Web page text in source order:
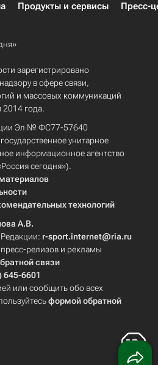
Продукты и сервисы Пресс-
зарегистрировано
в сфере связи,
и массовых коммуникаций
года.
Эл № ФС77-57640
унитарное
информационное агентство
сегодня»).
технологий
А.В.
r-sport.internet@ria.ru
релизов и рекламы
связи
645-6601
или сообщить обо всех
формой обратной